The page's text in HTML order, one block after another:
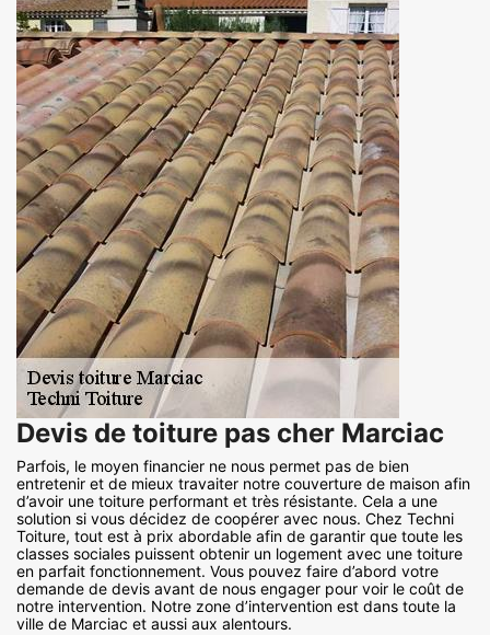
Devis de toiture pas cher Marciac
Parfois, le moyen financier ne nous permet pas de bien
entretenir et de mieux travaiter notre couverture de maison afin
d’avoir une toiture performant et très résistante. Cela a une
solution si vous décidez de coopérer avec nous. Chez Techni
Toiture, tout est à prix abordable afin de garantir que toute les
classes sociales puissent obtenir un logement avec une toiture
en parfait fonctionnement. Vous pouvez faire d’abord votre
demande de devis avant de nous engager pour voir le coût de
notre intervention. Notre zone d’intervention est dans toute la
ville de Marciac et aussi aux alentours.